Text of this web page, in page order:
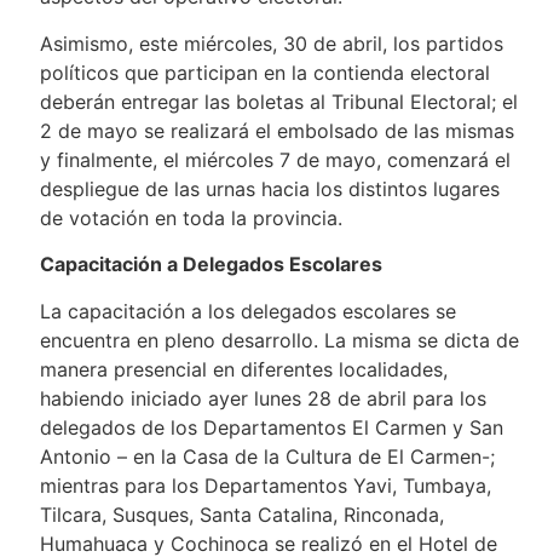
Asimismo, este miércoles, 30 de abril, los partidos
políticos que participan en la contienda electoral
deberán entregar las boletas al Tribunal Electoral; el
2 de mayo se realizará el embolsado de las mismas
y finalmente, el miércoles 7 de mayo, comenzará el
despliegue de las urnas hacia los distintos lugares
de votación en toda la provincia.
Capacitación a Delegados Escolares
La capacitación a los delegados escolares se
encuentra en pleno desarrollo. La misma se dicta de
manera presencial en diferentes localidades,
habiendo iniciado ayer lunes 28 de abril para los
delegados de los Departamentos El Carmen y San
Antonio – en la Casa de la Cultura de El Carmen-;
mientras para los Departamentos Yavi, Tumbaya,
Tilcara, Susques, Santa Catalina, Rinconada,
Humahuaca y Cochinoca se realizó en el Hotel de